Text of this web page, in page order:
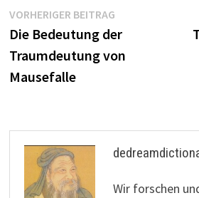
Beitragsnavigation
VORHERIGER BEITRAGVorheriger
Beitrag:
Die Bedeutung der
Traumdeutung von
Mausefalle
Wir forschen